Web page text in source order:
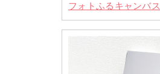
フォトふるキャンバス